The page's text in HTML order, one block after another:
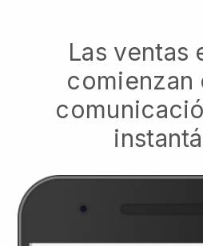
Las ventas
comienzan